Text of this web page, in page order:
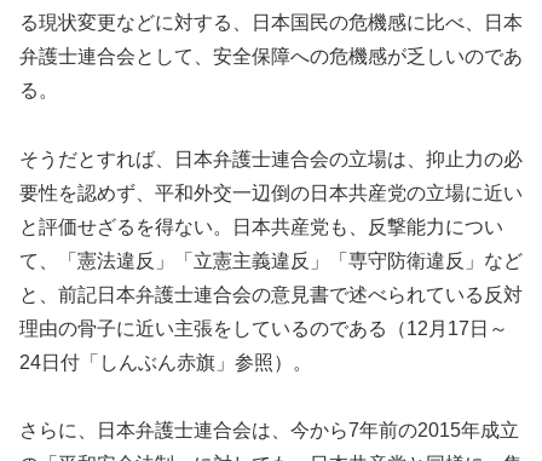
る現状変更などに対する、日本国民の危機感に比べ、日本
弁護士連合会として、安全保障への危機感が乏しいのであ
る。
そうだとすれば、日本弁護士連合会の立場は、抑止力の必
要性を認めず、平和外交一辺倒の日本共産党の立場に近い
と評価せざるを得ない。日本共産党も、反撃能力につい
て、「憲法違反」「立憲主義違反」「専守防衛違反」など
と、前記日本弁護士連合会の意見書で述べられている反対
理由の骨子に近い主張をしているのである（12月17日～
24日付「しんぶん赤旗」参照）。
さらに、日本弁護士連合会は、今から7年前の2015年成立